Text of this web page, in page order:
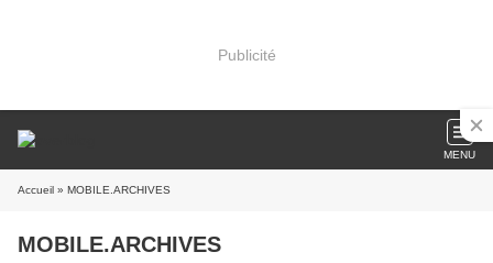
Publicité
MENU
Accueil » MOBILE.ARCHIVES
MOBILE.ARCHIVES